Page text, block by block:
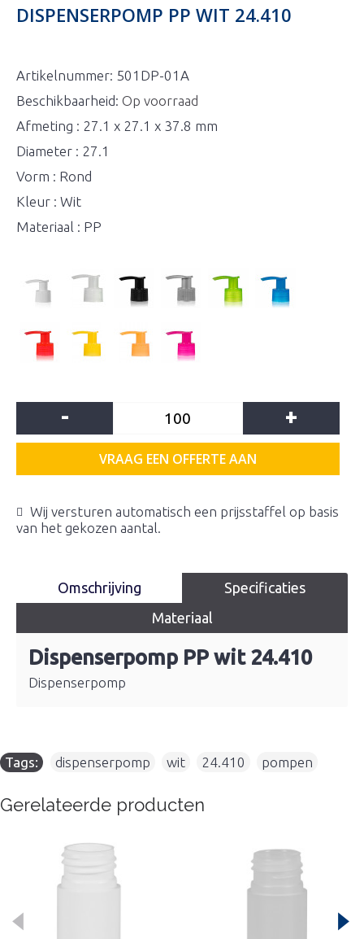
DISPENSERPOMP PP WIT 24.410
Artikelnummer: 501DP-01A
Beschikbaarheid: Op voorraad
Afmeting : 27.1 x 27.1 x 37.8 mm
Diameter : 27.1
Vorm : Rond
Kleur : Wit
Materiaal : PP
- +
VRAAG EEN OFFERTE AAN
Wij versturen automatisch een prijsstaffel op basis
van het gekozen aantal.
Omschrijving
Specificaties
Materiaal
Dispenserpomp PP wit 24.410
Dispenserpomp
Tags: dispenserpomp wit 24.410 pompen
Gerelateerde producten